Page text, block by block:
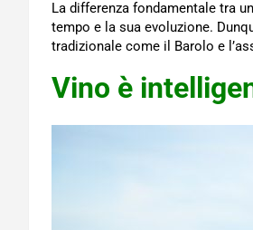
La differenza fondamentale tra
tempo e la sua evoluzione.
tradizionale come il Barolo e
Vino è